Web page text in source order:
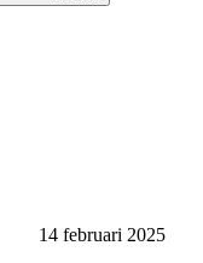
14 februari 2025